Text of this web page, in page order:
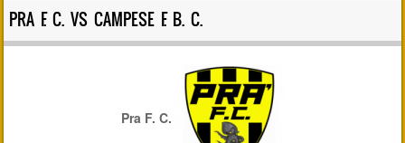
Skip to content
PRA F. C. VS CAMPESE F. B. C.
Pra F. C.